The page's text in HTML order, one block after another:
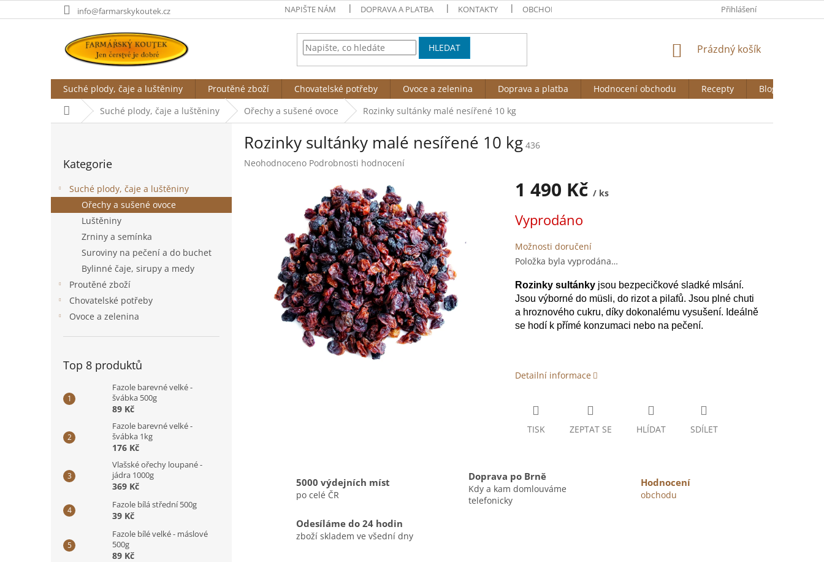
na
info@farmarskykoutek.cz NAPIŠTE NÁM DOPRAVA A PLATBA KONTAKTY OBCHODNÍ PODMÍNKY Přihlášení
HLEDAT
NÁKUPNÍ
Prázdný košík
Suché plody, čaje a luštěniny Proutěné zboží Chovatelské potřeby Ovoce a zelenina Doprava a platba Hodnocení obchodu Recepty
Blog
Domů Suché plody, čaje a luštěniny Ořechy a sušené ovoce Rozinky sultánky malé nesířené 10 kg
a
n
kategorie
Kategorie
Suché plody, čaje a luštěniny
Ořechy a sušené ovoce
Luštěniny
Zrniny a semínka
Suroviny na pečení a do buchet
Bylinné čaje, sirupy a medy
Proutěné zboží
Chovatelské potřeby
Ovoce a zelenina
Top 8 produktů
Fazole barevné velké -
švábka 500g
89 Kč
Fazole barevné velké -
švábka 1kg
176 Kč
Vlašské ořechy loupané -
jádra 1000g
369 Kč
Fazole bílá střední 500g
39 Kč
Fazole bílé velké - máslové
500g
89 Kč
Rozinky sultánky malé nesířené 10 kg 436
Průměrné
hvězdiček.
Neohodnoceno Podrobnosti hodnocení
1 490 Kč / ks
cena:
Vyprodáno
Možnosti doručení
Položka byla vyprodána…
Rozinky sultánkyjsou bezpecičkové sladké mlsání.
Jsou výborné do müsli, do rizot a pilafů. Jsou plné chuti
a hroznového cukru, díky dokonalému vysušení. Ideálně
se hodí k přímé konzumaci nebo na pečení.
Detailní informace
TISK ZEPTAT SE HLÍDAT SDÍLET
5000 výdejních míst
po celé ČR
Doprava po Brně
Kdy a kam domlouváme
telefonicky
Hodnocení
obchodu
Odesíláme do 24 hodin
zboží skladem ve všední dny